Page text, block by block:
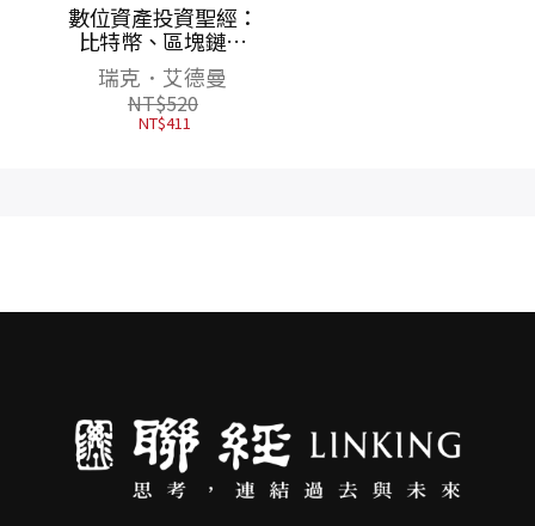
數位資產投資聖經：
比特幣、區塊鏈、
NFT及其他數位資產
的實用易懂指南
瑞克．艾德曼
NT$520
NT$411